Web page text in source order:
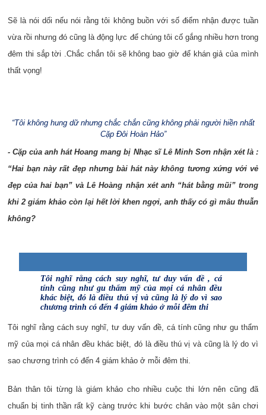
Sẽ là nói dối nếu nói rằng tôi không buồn với số điểm nhận được tuần
vừa rồi nhưng đó cũng là động lực để chúng tôi cố gắng nhiều hơn trong
đêm thi sắp tời .Chắc chắn tôi sẽ không bao giờ để khán giả của mình
thất vọng!
“Tôi không hung dữ nhưng chắc chắn cũng không phải người hiền nhất
Cặp Đôi Hoàn Hảo”
- Cặp của anh hát Hoang mang bị Nhạc sĩ Lê Minh Sơn nhận xét là :
“Hai bạn này rất đẹp nhưng bài hát này không tương xứng với vẻ
đẹp của hai bạn” và Lê Hoàng nhận xét anh “hát bằng mũi” trong
khi 2 giám khảo còn lại hết lời khen ngợi, anh thấy có gì mâu thuẫn
không?
Tôi nghĩ rằng cách suy nghĩ, tư duy vấn đề , cá
tính cũng như gu thẩm mỹ của mọi cá nhân đều
khác biệt, đó là điều thú vị và cũng là lý do vì sao
chương trình có đến 4 giám khảo ở mỗi đêm thi
Tôi nghĩ rằng cách suy nghĩ, tư duy vấn đề, cá tính cũng như gu thẩm
mỹ của mọi cá nhân đều khác biệt, đó là điều thú vị và cũng là lý do vì
sao chương trình có đến 4 giám khảo ở mỗi đêm thi.
Bản thân tôi từng là giám khảo cho nhiều cuộc thi lớn nên cũng đã
chuẩn bị tinh thần rất kỹ càng trước khi bước chân vào một sân chơi